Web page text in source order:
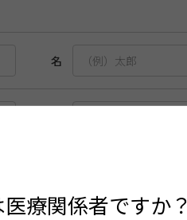
名
療関係者ですか？